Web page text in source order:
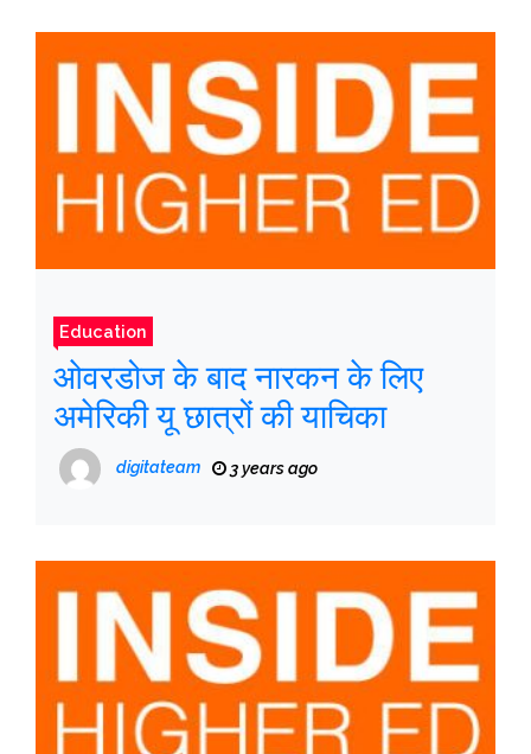
Education
ओवरडोज के बाद नारकन के लिए
अमेरिकी यू छात्रों की याचिका
digitateam 3 years ago